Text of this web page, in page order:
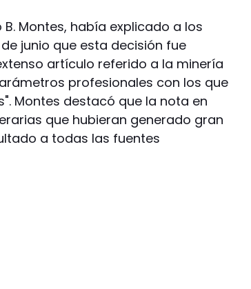
Montes, había explicado a los
junio que esta decisión fue
artículo referido a la minería
profesionales con los que
Montes destacó que la nota en
que hubieran generado gran
a todas las fuentes